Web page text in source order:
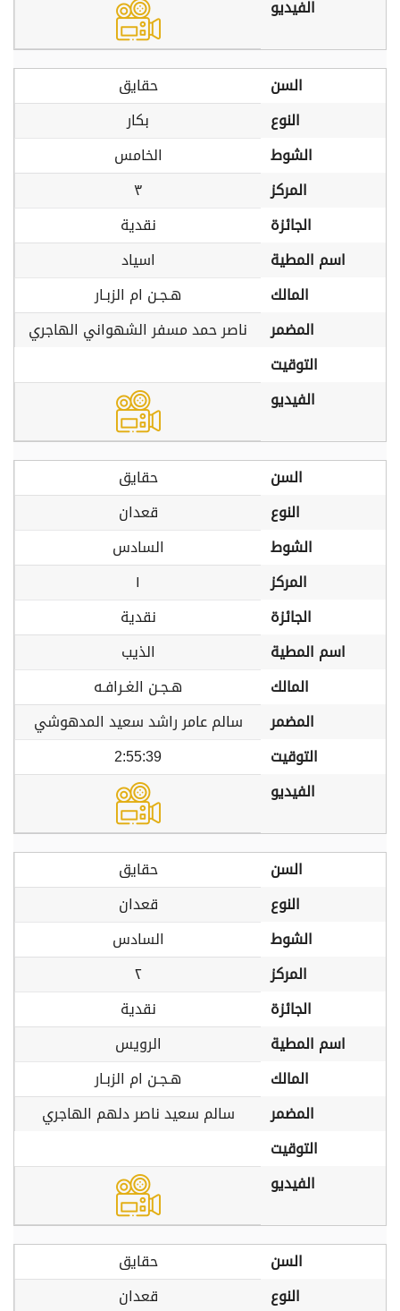
الفيديو
السن
حقايق
النوع
بكار
الشوط
الخامس
المركز
٣
الجائزة
نقدية
اسم المطية
اسياد
المالك
هـجـن ام الزبـار
المضمر
ناصر حمد مسفر الشهواني الهاجري
التوقيت
الفيديو
السن
حقايق
النوع
قعدان
الشوط
السادس
المركز
١
الجائزة
نقدية
اسم المطية
الذيب
المالك
هـجـن الغـرافـه
المضمر
سالم عامر راشد سعيد المدهوشي
التوقيت
2:55:39
الفيديو
السن
حقايق
النوع
قعدان
الشوط
السادس
المركز
٢
الجائزة
نقدية
اسم المطية
الرويس
المالك
هـجـن ام الزبـار
المضمر
سالم سعيد ناصر دلهم الهاجري
التوقيت
الفيديو
السن
حقايق
النوع
قعدان